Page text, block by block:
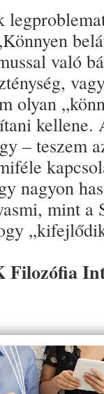
való
olyan
kellene.
– teszem
nagyon
mint a
Filozófia